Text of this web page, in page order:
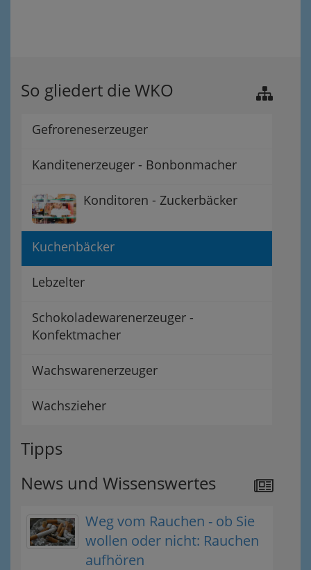
So gliedert die WKO
Gefroreneserzeuger
Kanditenerzeuger - Bonbonmacher
Konditoren - Zuckerbäcker
Kuchenbäcker
Lebzelter
Schokoladewarenerzeuger -
Konfektmacher
Wachswarenerzeuger
Wachszieher
Tipps
News und Wissenswertes
Weg vom Rauchen - ob Sie
wollen oder nicht: Rauchen
aufhören